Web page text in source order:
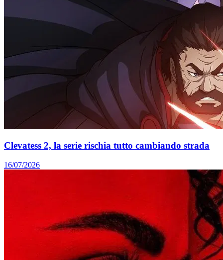
Clevatess 2, la serie rischia tutto cambiando strada
16/07/2026